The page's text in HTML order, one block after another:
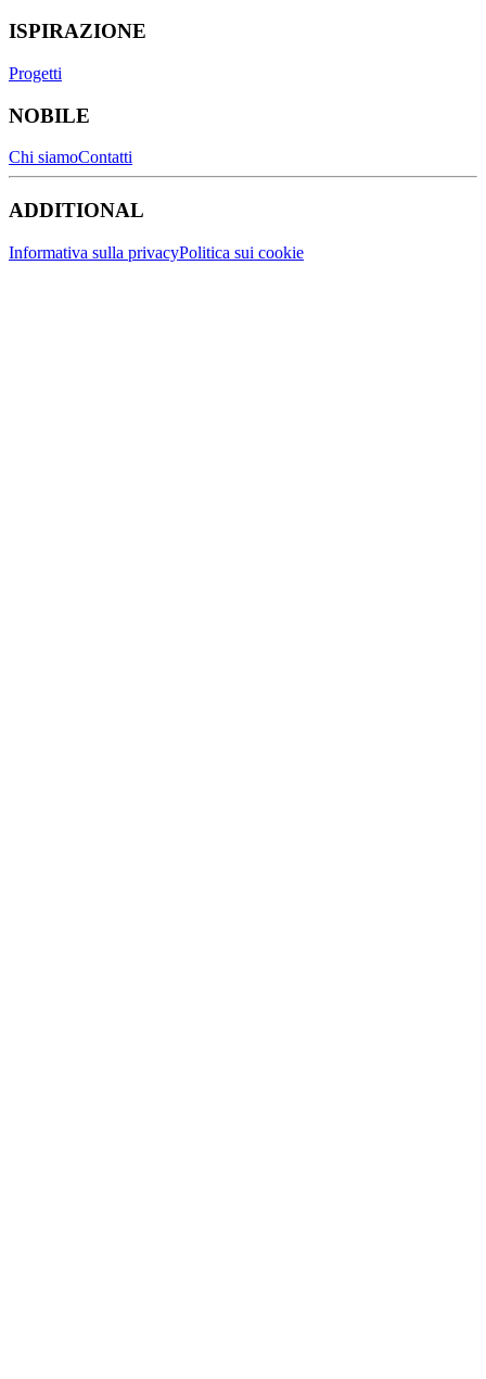
ISPIRAZIONE
Progetti
NOBILE
Chi siamoContatti
ADDITIONAL
Informativa sulla privacyPolitica sui cookie